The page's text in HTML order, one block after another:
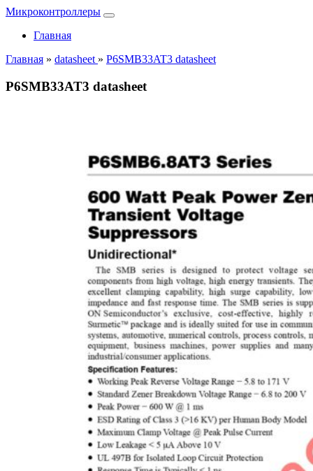
Микроконтроллеры
Главная
Главная » datasheet » P6SMB33AT3 datasheet
P6SMB33AT3 datasheet